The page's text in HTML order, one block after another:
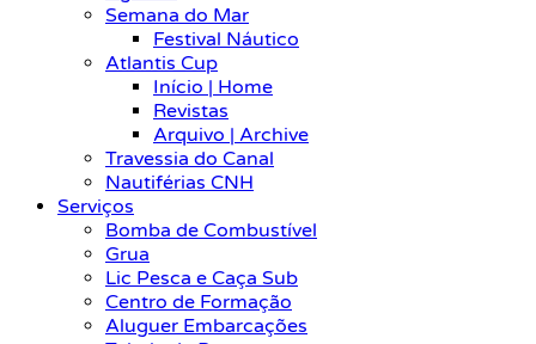
Semana do Mar
Festival Náutico
Atlantis Cup
Início | Home
Revistas
Arquivo | Archive
Travessia do Canal
Nautiférias CNH
Serviços
Bomba de Combustível
Grua
Lic Pesca e Caça Sub
Centro de Formação
Aluguer Embarcações